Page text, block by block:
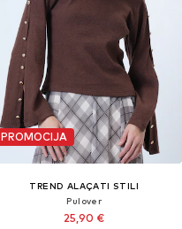
PROMOCIJA
TREND ALAÇATI STILI
Pulover
25,90 €